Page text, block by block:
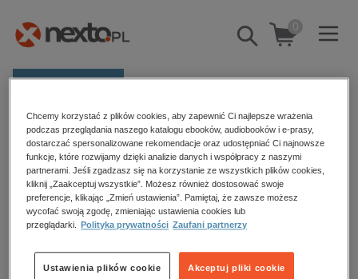
Pokaż/schowaj
wyszukiwarkę
0
Kategorie
Zobacz wszystkie E-prasa
budownictwo, aranżacja wnętrz
biznesowe, branżowe, gospodarka
dzienniki
Strona główna Douglas Preston
Douglas Preston
Sortowanie Filtrowanie
Chcemy korzystać z plików cookies, aby zapewnić Ci najlepsze wrażenia
podczas przeglądania naszego katalogu ebooków, audiobooków i e-prasy,
dostarczać spersonalizowane rekomendacje oraz udostępniać Ci najnowsze
funkcje, które rozwijamy dzięki analizie danych i współpracy z naszymi
partnerami. Jeśli zgadzasz się na korzystanie ze wszystkich plików cookies,
kliknij „Zaakceptuj wszystkie”. Możesz również dostosować swoje
preferencje, klikając „Zmień ustawienia”. Pamiętaj, że zawsze możesz
wycofać swoją zgodę, zmieniając ustawienia cookies lub
przeglądarki.
Polityka prywatności Zaufani partnerzy
Akceptuj pliki cookie
Ustawienia plików cookie